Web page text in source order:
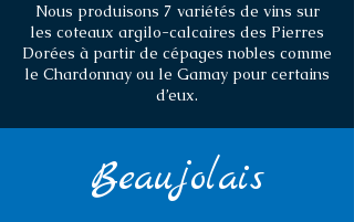
Nous produisons 7 variétés de vins sur
les coteaux argilo-calcaires des Pierres
Dorées à partir de cépages nobles comme
le Chardonnay ou le Gamay pour certains
d’eux.
Beaujolais